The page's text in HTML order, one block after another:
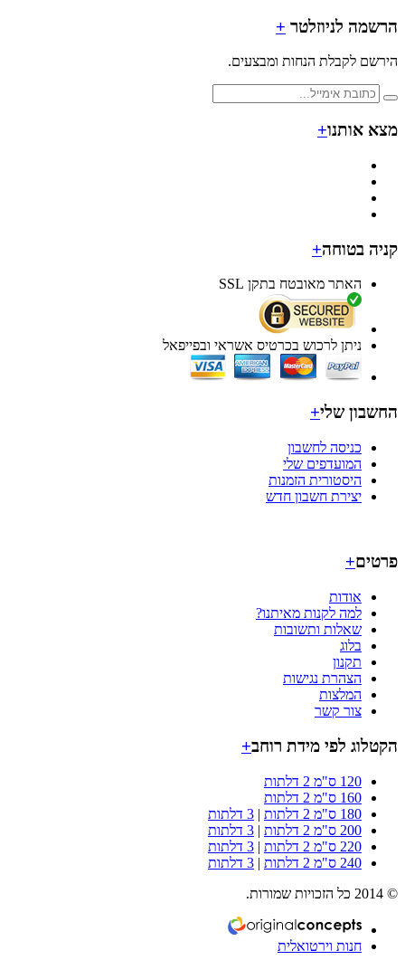
לניוזלטר+
לקבלת הנחות ומבצעים.
אותנו+
בטוחה+
האתר מאובטח בתקן SSL
ניתן לרכוש בכרטיס אשראי ובפייפאל
שלי+
כניסה לחשבון
המועדפים שלי
היסטורית הזמנות
יצירת חשבון חדש
+
אודות
למה לקנות מאיתנו?
שאלות ותשובות
בלוג
תקנון
הצהרת נגישות
המלצות
צור קשר
לפי מידת רוחב +
120 ס"מ 2 דלתות
160 ס"מ 2 דלתות
180 ס"מ 2 דלתות
|3 דלתות
200 ס"מ 2 דלתות
|3 דלתות
220 ס"מ 2 דלתות
|3 דלתות
240 ס"מ 2 דלתות
|3 דלתות
חנות וירטואלית